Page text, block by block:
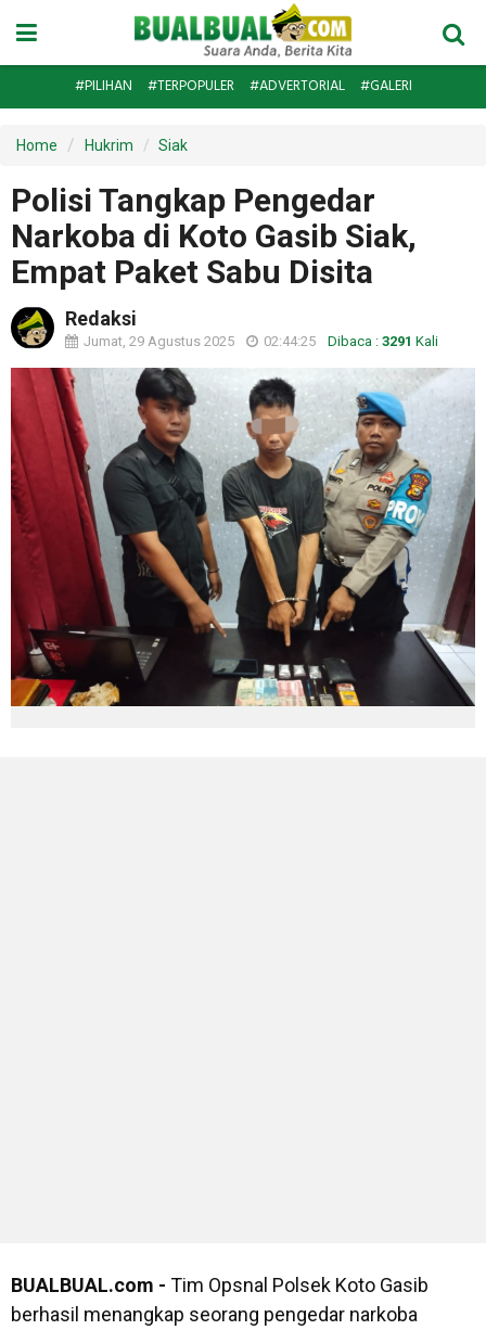
#PILIHAN #TERPOPULER #ADVERTORIAL #GALERI
Home Hukrim Siak
Polisi Tangkap Pengedar
Narkoba di Koto Gasib Siak,
Empat Paket Sabu Disita
Redaksi
Jumat, 29 Agustus 2025 02:44:25 Dibaca : 3291 Kali
BUALBUAL.com - Tim Opsnal Polsek Koto Gasib
berhasil menangkap seorang pengedar narkoba